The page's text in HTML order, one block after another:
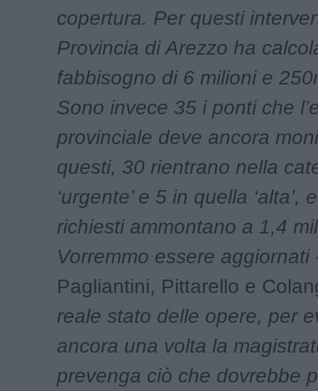
copertura. Per questi
Provincia di Arezzo ha
fabbisogno di 6 milioni e
Sono invece 35 i ponti che
provinciale deve ancora
questi, 30 rientrano nella
‘urgente’ e 5 in quella ‘alta’,
richiesti ammontano a 1,4
Vorremmo essere
Pagliantini, Pittarello e
reale stato delle opere, per
ancora una volta la
prevenga ciò che dovrebbe